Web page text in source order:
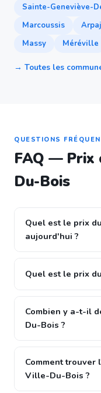
Sainte-Geneviève-
Marcoussis
Massy
Méréville
→ Toutes les
QUESTIONS
FAQ — Prix
Du-Bois
Quel est le prix
aujourd'hui ?
Quel est le prix
Combien y a-t-il
Du-Bois ?
Comment trouver
Ville-Du-Bois ?